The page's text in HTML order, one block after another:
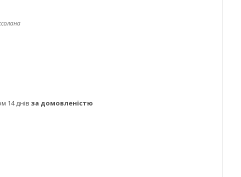
14 днів за домовленістю